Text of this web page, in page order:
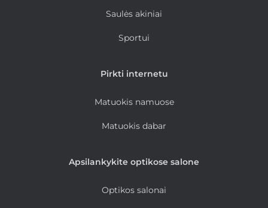
Saulės akiniai
Sportui
Pirkti internetu
Matuokis namuose
Matuokis dabar
Apsilankykite optikose salone
Optikos salonai